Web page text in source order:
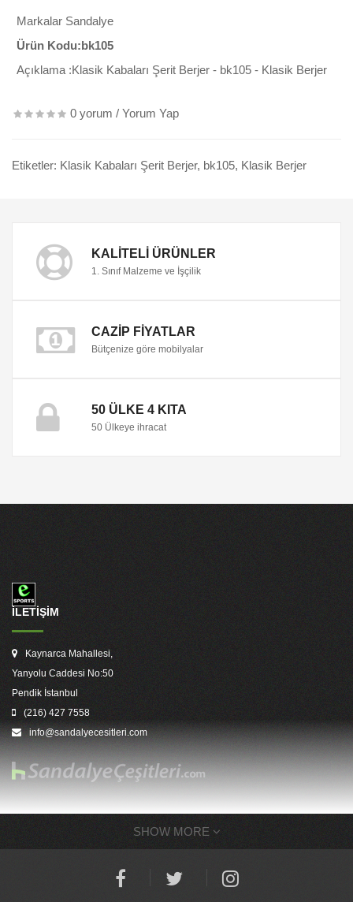
Markalar Sandalye
Ürün Kodu:bk105
Açıklama :Klasik Kabaları Şerit Berjer - bk105 - Klasik Berjer
0 yorum / Yorum Yap
Etiketler: Klasik Kabaları Şerit Berjer, bk105, Klasik Berjer
KALITELI ÜRÜNLER
1. Sınıf Malzeme ve İşçilik
CAZIP FIYATLAR
Bütçenize göre mobilyalar
50 ÜLKE 4 KITA
50 Ülkeye ihracat
İLETİŞİM
Kaynarca Mahallesi,
Yanyolu Caddesi No:50
Pendik İstanbul
(216) 427 7558
info@sandalyecesitleri.com
SHOW MORE